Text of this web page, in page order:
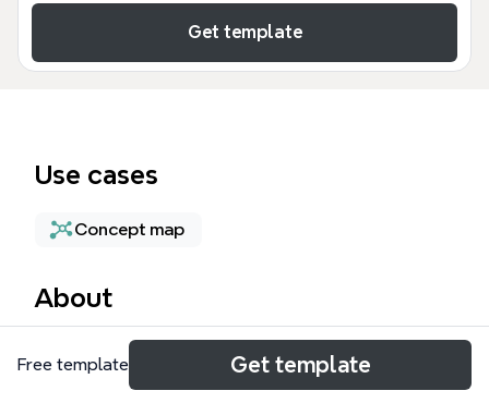
Get template
Use cases
Concept map
About
渠道服务模板是一个为企业管理合作伙伴关系和优化分
销流程而设计的结构化工具。该模板涵盖了渠道管理的
Free template Get template